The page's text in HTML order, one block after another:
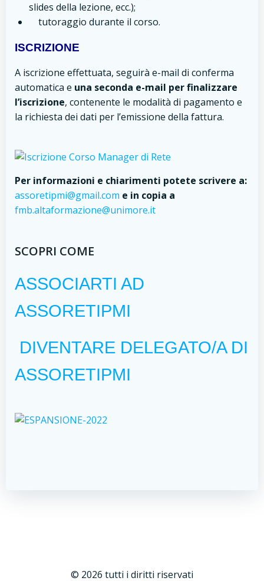
slides della lezione, ecc.);
tutoraggio durante il corso.
ISCRIZIONE
A iscrizione effettuata, seguirà e-mail di conferma
automatica e una seconda e-mail per finalizzare
l’iscrizione, contenente le modalità di pagamento e
la richiesta dei dati per l’emissione della fattura.
Per informazioni e chiarimenti potete scrivere a:
assoretipmi@gmail.com e in copia a
fmb.altaformazione@unimore.it
SCOPRI COME
ASSOCIARTI AD
ASSORETIPMI
DIVENTARE DELEGATO/A DI
ASSORETIPMI
© 2026 tutti i diritti riservati